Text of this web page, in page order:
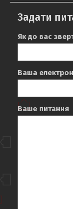
виховання»
«ХПІ»
Задати
Як до вас
Ваша
Ваше питання